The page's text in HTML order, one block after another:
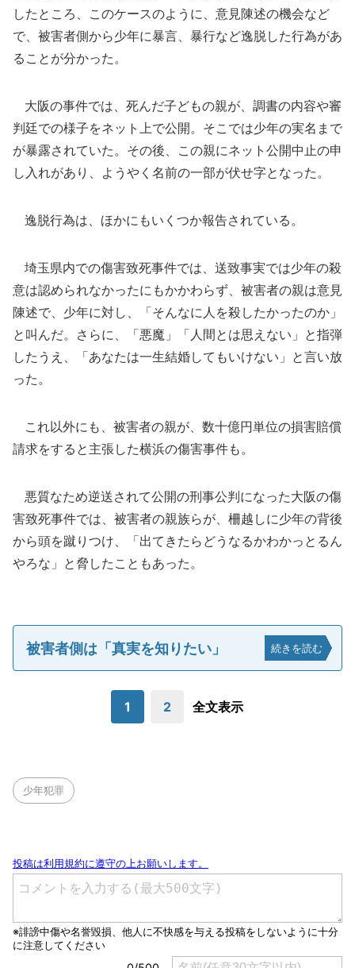
したところ、このケースのように、意見陳述の機会など
で、被害者側から少年に暴言、暴行など逸脱した行為があ
ることが分かった。
大阪の事件では、死んだ子どもの親が、調書の内容や審
判廷での様子をネット上で公開。そこでは少年の実名まで
が暴露されていた。その後、この親にネット公開中止の申
し入れがあり、ようやく名前の一部が伏せ字となった。
逸脱行為は、ほかにもいくつか報告されている。
埼玉県内での傷害致死事件では、送致事実では少年の殺
意は認められなかったにもかかわらず、被害者の親は意見
陳述で、少年に対し、「そんなに人を殺したかったのか」
と叫んだ。さらに、「悪魔」「人間とは思えない」と指弾
したうえ、「あなたは一生結婚してもいけない」と言い放
った。
これ以外にも、被害者の親が、数十億円単位の損害賠償
請求をすると主張した横浜の傷害事件も。
悪質なため逆送されて公開の刑事公判になった大阪の傷
害致死事件では、被害者の親族らが、柵越しに少年の背後
から頭を蹴りつけ、「出てきたらどうなるかわかっとるん
やろな」と脅したこともあった。
被害者側は「真実を知りたい」 続きを読む
1 2 全文表示
少年犯罪